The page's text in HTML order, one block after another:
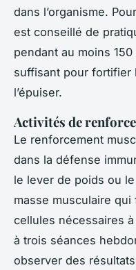
dans l’organisme.
est conseillé de
pendant au moins
suffisant pour fortifier
l’épuiser.
Activités de
Le renforcement
dans la défense
le lever de poids ou
masse musculaire
cellules nécessaires
à trois séances
observer des